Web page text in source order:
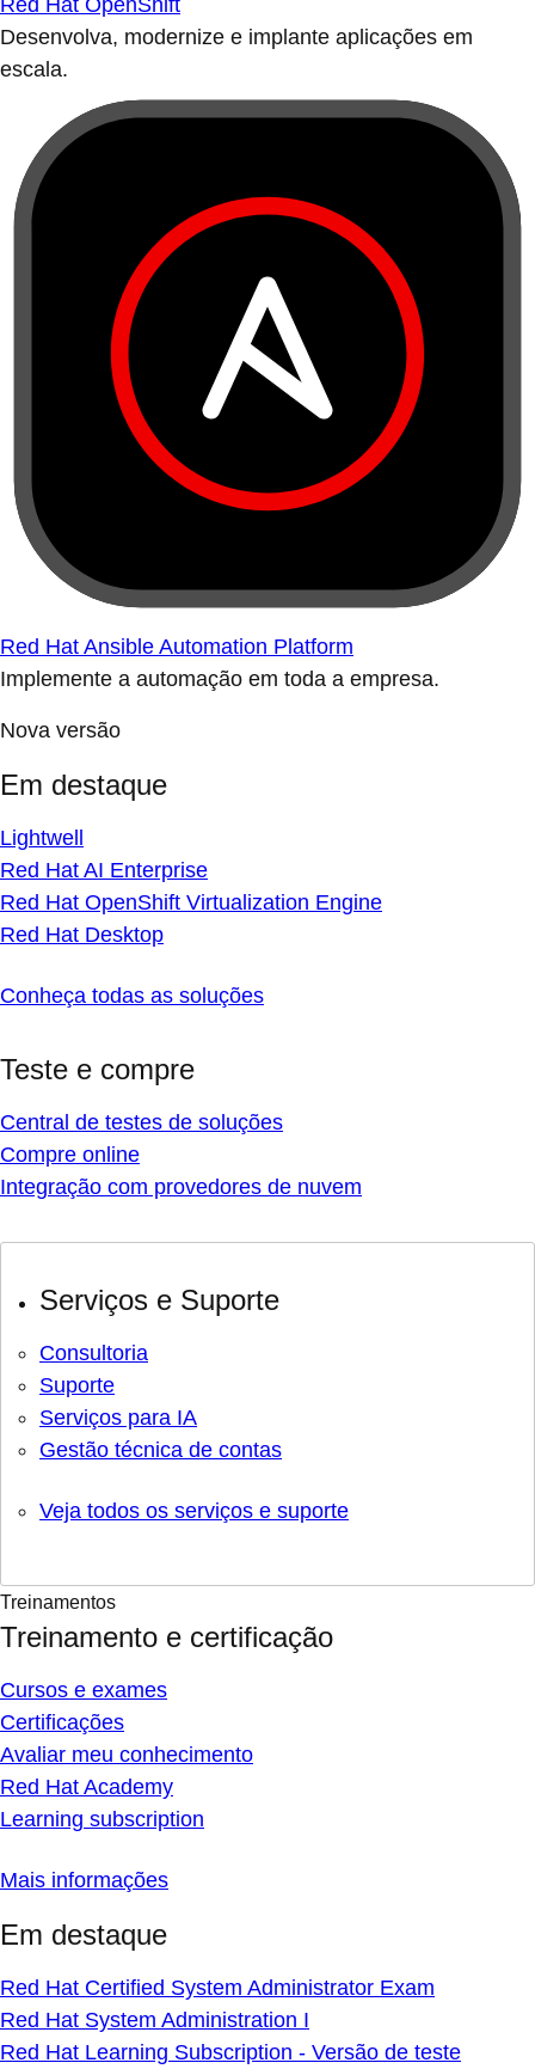
Red Hat OpenShift
Desenvolva, modernize e implante aplicações em
escala.
Red Hat Ansible Automation Platform
Implemente a automação em toda a empresa.
Nova versão
Em destaque
Lightwell
Red Hat AI Enterprise
Red Hat OpenShift Virtualization Engine
Red Hat Desktop
Conheça todas as soluções
Teste e compre
Central de testes de soluções
Compre online
Integração com provedores de nuvem
Serviços e Suporte
Consultoria
Suporte
Serviços para IA
Gestão técnica de contas
Veja todos os serviços e suporte
Treinamentos
Treinamento e certificação
Cursos e exames
Certificações
Avaliar meu conhecimento
Red Hat Academy
Learning subscription
Mais informações
Em destaque
Red Hat Certified System Administrator Exam
Red Hat System Administration I
Red Hat Learning Subscription - Versão de teste